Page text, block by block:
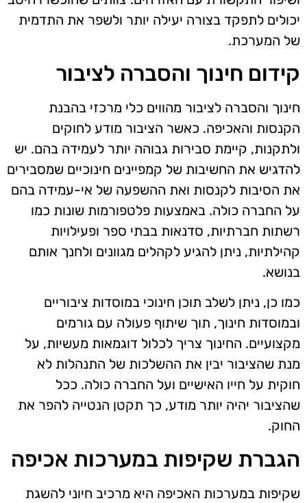
יכולים לתפקד בצורה יעילה יותר ולשפר את התדמית
של המערכת.
קידום חינוך והסברה לציבור
חינוך והסברה לציבור מהווים כלי מרכזי בהבנת
הקנסות והאכיפה. כאשר הציבור מודע לחוקים
ולתקנות, קיימת סבירות גבוהה יותר לעמידה בהם. יש
להדגיש את החשיבות של קמפיינים חינוכיים שמסבירים
את הסיבות לקנסות ואת ההשפעה של אי-עמידה בהם
על החברה כולה. באמצעות פלטפורמות שונות כמו
רשתות חברתיות, סדנאות בבתי ספר ופעילויות
קהילתיות, ניתן להגיע לקהלים מגוונים ולחנך אותם
בנושא.
כמו כן, ניתן לשלב תוכן חינוכי במוסדות ציבוריים
ובמוסדות חינוך, תוך שיתוף פעולה עם גורמים
מקצועיים. החינוך צריך לכלול דוגמאות מעשיות, על
מנת שהציבור יבין את ההשלכות של התנהלות לא
חוקית על חייו האישיים ועל החברה כולה. ככל
שהציבור יהיה יותר מודע, כך תקטן הנטייה להפר את
החוק.
הגברת שקיפות במערכות אכיפה
שקיפות במערכות האכיפה היא מרכיב חיוני להשגת